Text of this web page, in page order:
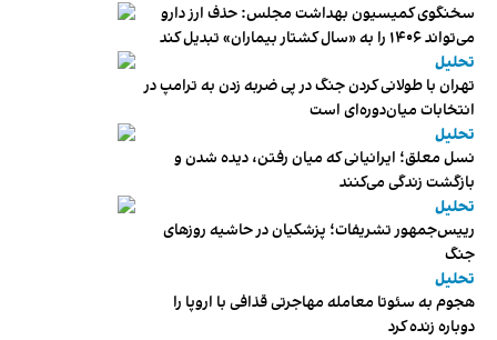
سخنگوی کمیسیون بهداشت مجلس: حذف ارز دارو
می‌تواند ۱۴۰۶ را به «سال کشتار بیماران» تبدیل کند
تحلیل
تهران با طولانی کردن جنگ در پی ضربه زدن به ترامپ در
انتخابات میان‌دوره‌ای است
تحلیل
نسل معلق؛ ایرانیانی که میان رفتن، دیده شدن و
بازگشت زندگی می‌کنند
تحلیل
رییس‌جمهور تشریفات؛ پزشکیان در حاشیه روزهای
جنگ
تحلیل
هجوم به سئوتا معامله مهاجرتی قذافی با اروپا را
دوباره زنده کرد